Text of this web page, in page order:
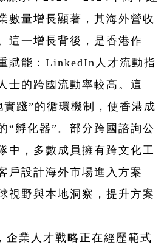
數量增長顯著，其海外營收
這一增長背後，是香港作
賦能：LinkedIn人才流動指
士的跨國流動率較高。這
踐”的循環機制，使香港成
“孵化器”。部分跨國諮詢公
中，多數成員擁有跨文化工
戶設計海外市場進入方案
視野與本地洞察，提升方案
企業人才戰略正在經歷範式